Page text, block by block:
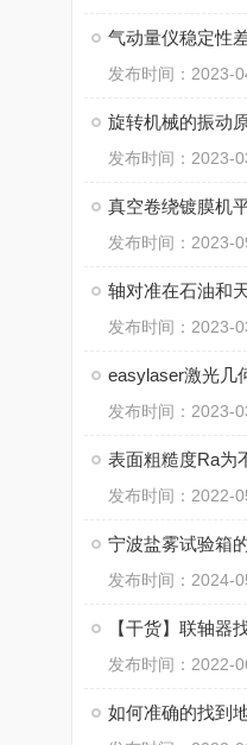
气动量仪稳定性
发布时间：2023-
旋转机械的振动
发布时间：2023-
真空卷绕镀膜机
发布时间：2023-
轴对准在石油和
发布时间：2023-
发布时间：2023-
发布时间：2022-
发布时间：2024-
【干货】联轴器
发布时间：2022-
如何准确的找到